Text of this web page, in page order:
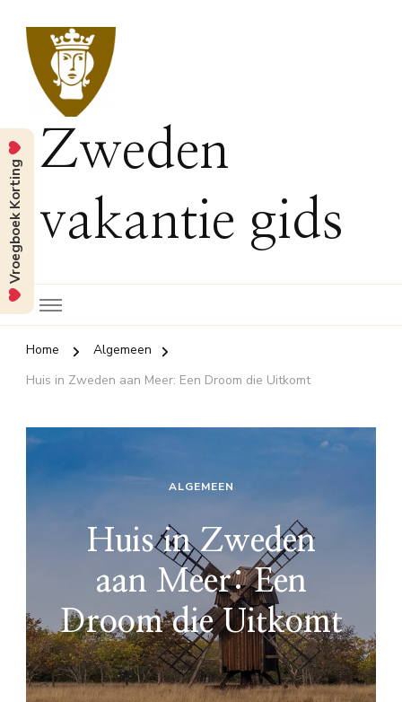
Zweden
vakantie gids
Home
Algemeen
Huis in Zweden aan Meer: Een Droom die Uitkomt
ALGEMEEN
Huis in Zweden
aan Meer: Een
Droom die Uitkomt
Vroegboek Korting